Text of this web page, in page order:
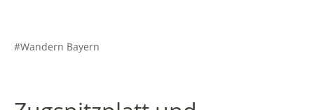
Wandern Bayern